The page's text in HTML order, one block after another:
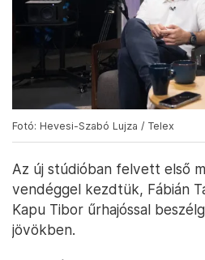
Fotó: Hevesi-Szabó Lujza / Telex
Az új stúdióban felvett első
vendéggel kezdtük, Fábián
Kapu Tibor űrhajóssal
jövökben.